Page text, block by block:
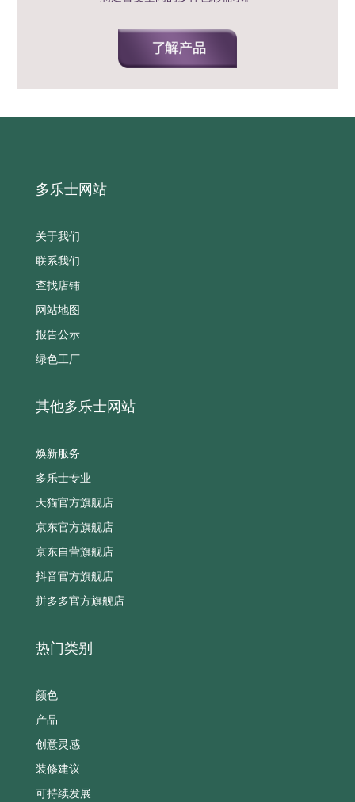
多乐士网站
关于我们
联系我们
查找店铺
网站地图
报告公示
绿色工厂
其他多乐士网站
焕新服务
多乐士专业
天猫官方旗舰店
京东官方旗舰店
京东自营旗舰店
抖音官方旗舰店
拼多多官方旗舰店
热门类别
颜色
产品
创意灵感
装修建议
可持续发展